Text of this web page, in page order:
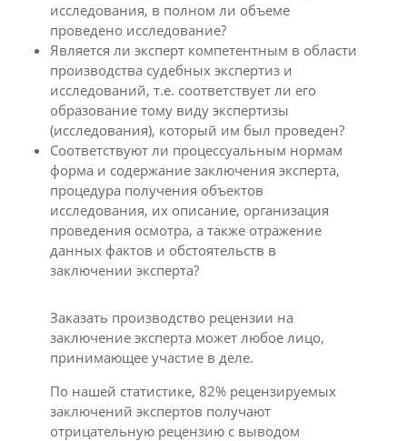
исследования, в полном ли объеме
проведено исследование?
Является ли эксперт компетентным в области
производства судебных экспертиз и
исследований, т.е. соответствует ли его
образование тому виду экспертизы
(исследования), который им был проведен?
Соответствуют ли процессуальным нормам
форма и содержание заключения эксперта,
процедура получения объектов
исследования, их описание, организация
проведения осмотра, а также отражение
данных фактов и обстоятельств в
заключении эксперта?
Заказать производство рецензии на
заключение эксперта может любое лицо,
принимающее участие в деле.
По нашей статистике, 82% рецензируемых
заключений экспертов получают
отрицательную рецензию с выводом